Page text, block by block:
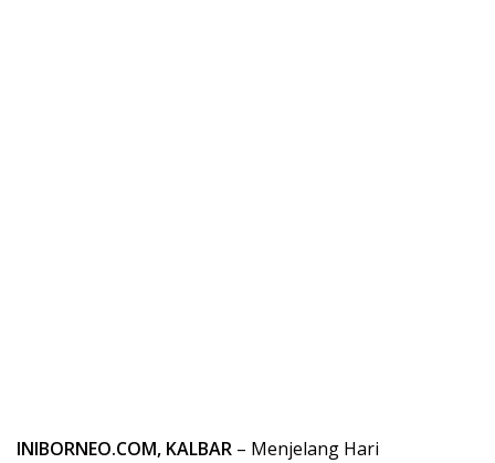
INIBORNEO.COM, KALBAR – Menjelang Hari